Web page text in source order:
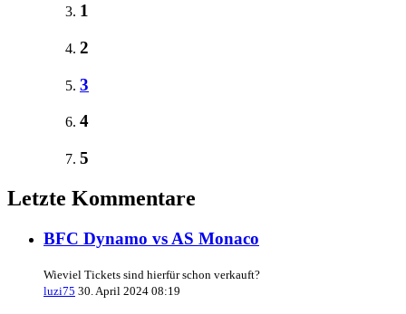
1
2
3
4
5
Letzte Kommentare
BFC Dynamo vs AS Monaco
Wieviel Tickets sind hierfür schon verkauft?
luzi75 30. April 2024 08:19